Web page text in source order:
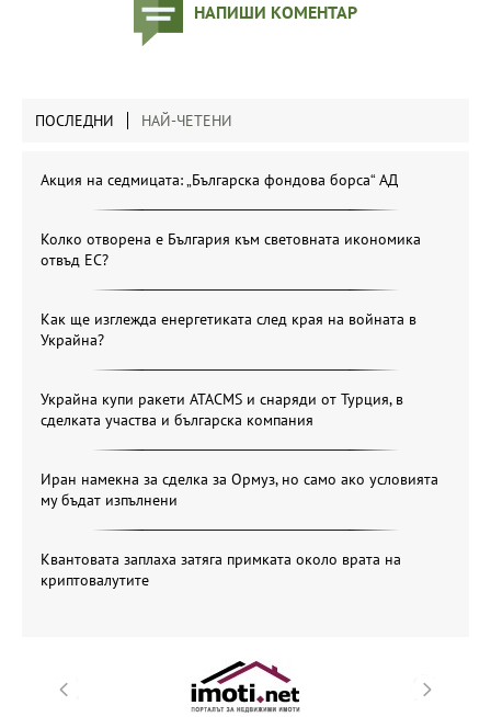
НАПИШИ КОМЕНТАР
ПОСЛЕДНИ НАЙ-ЧЕТЕНИ
Акция на седмицата: „Българска фондова борса“ АД
Колко отворена е България към световната икономика
отвъд ЕС?
Как ще изглежда енергетиката след края на войната в
Украйна?
Украйна купи ракети ATACMS и снаряди от Турция, в
сделката участва и българска компания
Иран намекна за сделка за Ормуз, но само ако условията
му бъдат изпълнени
Квантовата заплаха затяга примката около врата на
криптовалутите